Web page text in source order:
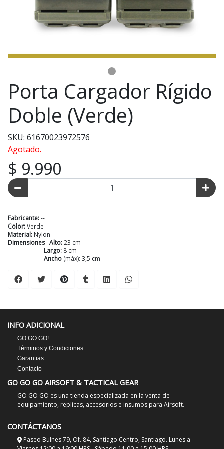
Porta Cargador Rígido
Doble (Verde)
SKU: 61670023972576
Agotado.
$ 9.990
Fabricante:--
Color:Verde
Material: Nylon
Dimensiones Alto:23 cm
Largo: 8 cm
Ancho (máx): 3,5 cm
INFO ADICIONAL
GO GO GO!
Términos y Condiciones
Garantias
Contacto
GO GO GO AIRSOFT & TACTICAL GEAR
GO GO GO es una tienda especializada en la venta de
equipamiento, replicas, accesorios e insumos para Airsoft.
CONTÁCTANOS
Paseo Bulnes 79, Of. 84, Santiago Centro, Santiago. Lunes a